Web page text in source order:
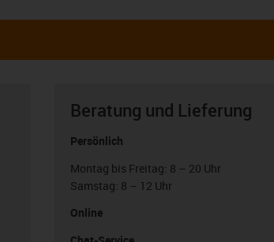
Beratung und Lieferung
Persönlich
Montag bis Freitag: 8 – 20 Uhr
Samstag: 8 – 12 Uhr
Online